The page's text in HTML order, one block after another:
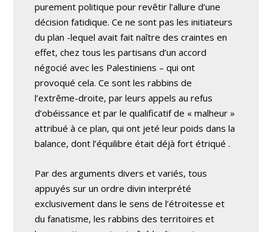
purement politique pour revêtir l’allure d’une
décision fatidique. Ce ne sont pas les initiateurs
du plan -lequel avait fait naître des craintes en
effet, chez tous les partisans d’un accord
négocié avec les Palestiniens – qui ont
provoqué cela. Ce sont les rabbins de
l’extrême-droite, par leurs appels au refus
d’obéissance et par le qualificatif de « malheur »
attribué à ce plan, qui ont jeté leur poids dans la
balance, dont l’équilibre était déjà fort étriqué .
Par des arguments divers et variés, tous
appuyés sur un ordre divin interprété
exclusivement dans le sens de l’étroitesse et
du fanatisme, les rabbins des territoires et